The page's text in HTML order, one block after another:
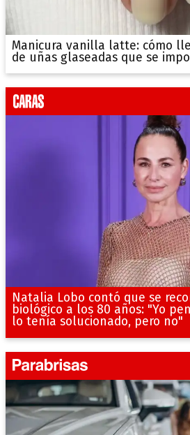
Manicura vanilla latte: cómo
de uñas glaseadas que se
Natalia Lobo contó que se
biológico a los 80 años: "Yo
lo tenía solucionado, pero no"